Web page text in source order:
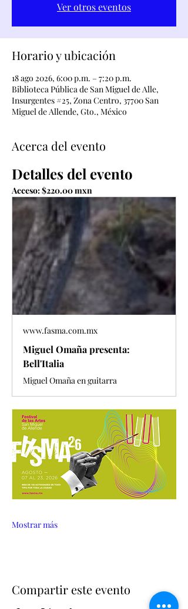
Ver otros eventos
Horario y ubicación
18 ago 2026, 6:00 p.m. – 7:20 p.m.
Biblioteca Pública de San Miguel de Alle,
Insurgentes #25, Zona Centro, 37700 San
Miguel de Allende, Gto., México
Acerca del evento
Detalles del evento
Acceso: $220.00 mxn
www.fasma.com.mx
Miguel Omaña presenta:
Bell'Italia
Miguel Omaña en guitarra
Mostrar más
Compartir este evento